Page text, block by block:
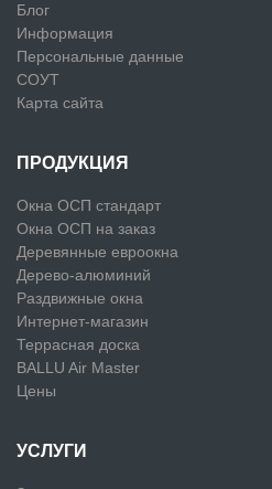
Блог
Информация
Персональные данные
СОУТ
Карта сайта
ПРОДУКЦИЯ
Окна ОСП стандарт
Окна ОСП на заказ
Деревянные евроокна
Дерево-алюминий
Раздвижные окна
Интернет-магазин
Террасная доска
BALLU Air Master
Цены
УСЛУГИ